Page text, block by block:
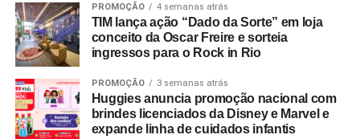
Segundo números da FIFA, foram comercializados mais
de 607 mil pacotes de hospitalidade durante o torneio
mundial. Do total de compradores corporativos do
figurando o Brasil entre os dez principais mercados
globais consumidores da modalidade.
PROMOÇÃO 4 semanas atrás
TIM lança ação “Dado da Sorte” em loja
conceito da Oscar Freire e sorteia
ingressos para o Rock in Rio
PROMOÇÃO 3 semanas atrás
Huggies anuncia promoção nacional com
brindes licenciados da Disney e Marvel e
expande linha de cuidados infantis